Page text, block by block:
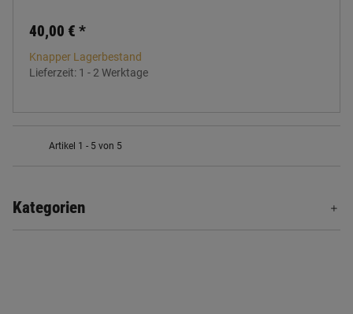
40,00 € *
Knapper Lagerbestand
Lieferzeit: 1 - 2 Werktage
Artikel 1 - 5 von 5
Kategorien